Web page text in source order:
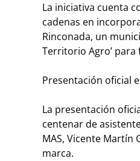
La iniciativa cuenta
cadenas en
Rinconada, un
Territorio Agro’
Presentación oficial
La presentación
centenar de
MAS, Vicente Martín
marca.